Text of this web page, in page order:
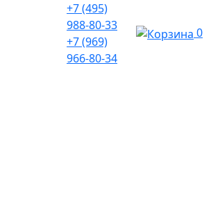
+7 (495)
988-80-33
+7 (969)
966-80-34
0